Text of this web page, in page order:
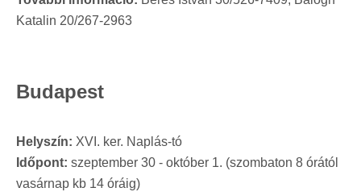
Katalin 20/267-2963
Budapest
Helyszín: XVI. ker. Naplás-tó
Időpont: szeptember 30 - október 1. (szombaton 8 órától
vasárnap kb 14 óráig)